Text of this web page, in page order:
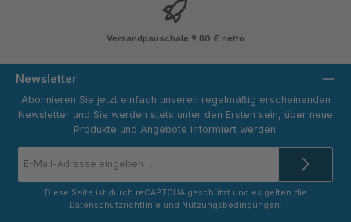
Versandpauschale 9,80 € netto
Newsletter
Abonnieren Sie jetzt einfach unseren regelmäßig erscheinenden
Newsletter und Sie werden stets unter den Ersten sein, über neue
Produkte und Angebote informiert werden.
Mail-
*
Diese Seite ist durch reCAPTCHA geschützt und es gelten die
Datenschutzrichtlinie und Nutzungsbedingungen.